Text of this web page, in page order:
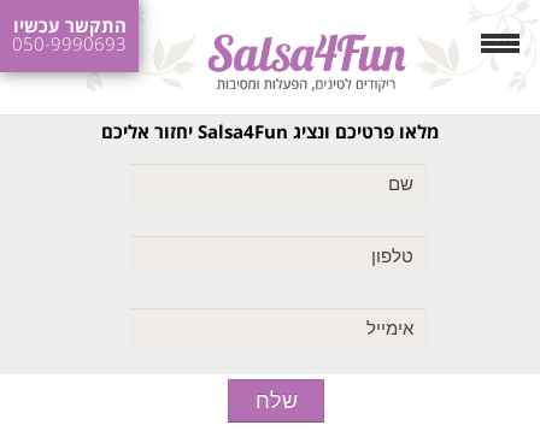
התקשר עכשיו
050-9990693
מלאו פרטיכם ונציג Salsa4Fun יחזור אליכם